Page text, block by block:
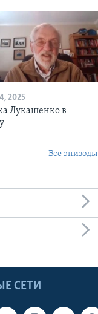
2025
Лукашенко в
Все эпизоды
СЕТИ